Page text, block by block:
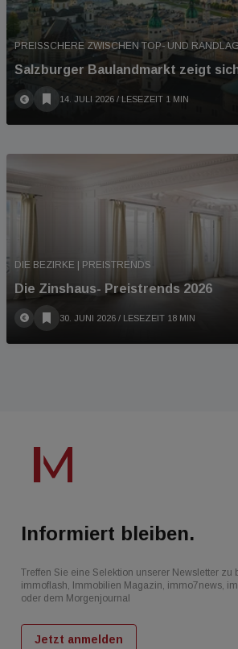
PREISSCHERE ZWISCHEN TOP- UND
Salzburger Baulandmarkt zeigt
14. JULI 2026 / LESEZEIT 1 MIN
DIE BEZIRKE | PREISTRENDS
Die Zinshaus- Preistrends 2026
30. JUNI 2026 / LESEZEIT 18 MIN
Informiert bleiben.
Treffen Sie eine Selektion unserer Newsletter zu
immoflash, Immobilien Magazin, immo7news,
oder dem Morgenjournal
Jetzt anmelden